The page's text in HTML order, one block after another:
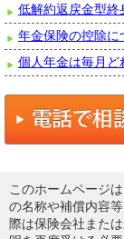
低解約返戻金型終
年金保険の控除に
個人年金は毎月ど
このホームページ
の名称や補償内容
際は保険会社また